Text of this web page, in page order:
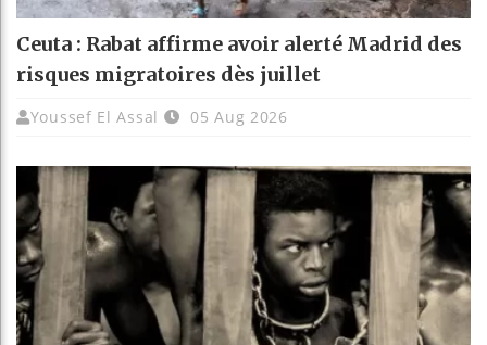
Ceuta : Rabat affirme avoir alerté Madrid des
risques migratoires dès juillet
Youssef El Assal 05 Aug 2026